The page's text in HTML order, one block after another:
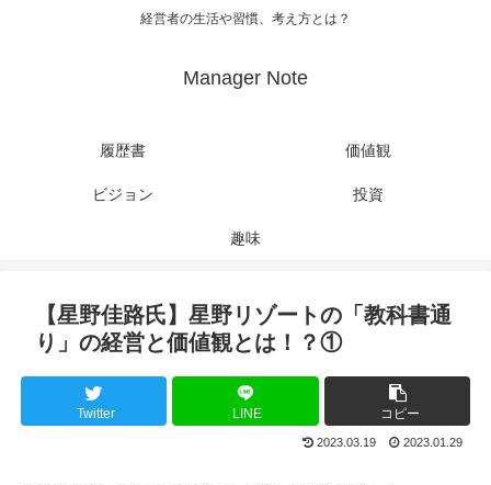
経営者の生活や習慣、考え方とは？
Manager Note
履歴書 価値観
ビジョン 投資
趣味
【星野佳路氏】星野リゾートの「教科書通
り」の経営と価値観とは！？①
Twitter LINE コピー
2023.03.19 2023.01.29